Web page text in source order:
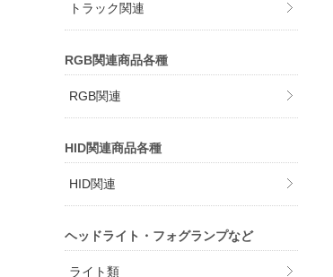
トラック関連
RGB関連商品各種
RGB関連
HID関連商品各種
HID関連
ヘッドライト・フォグランプなど
ライト類